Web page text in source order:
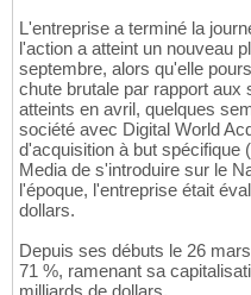
L'entreprise a terminé la
l'action a atteint un nouveau
septembre, alors qu'elle
chute brutale par rapport aux
atteints en avril, quelques
société avec Digital World
d'acquisition à but spécifique
Media de s'introduire sur le
l'époque, l'entreprise était
dollars.
Depuis ses débuts le 26
71 %, ramenant sa